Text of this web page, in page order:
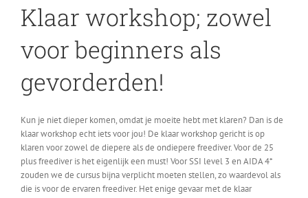
Klaar workshop; zowel
voor beginners als
gevorderden!
Kun je niet dieper komen, omdat je moeite hebt met klaren? Dan is de
klaar workshop echt iets voor jou! De klaar workshop gericht is op
klaren voor zowel de diepere als de ondiepere freediver. Voor de 25
plus freediver is het eigenlijk een must! Voor SSI level 3 en AIDA 4*
zouden we de cursus bijna verplicht moeten stellen, zo waardevol als
die is voor de ervaren freediver. Het enige gevaar met de klaar